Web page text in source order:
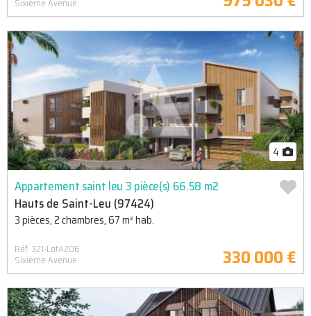
Sixième Avenue
4
Appartement saint leu 3 pièce(s) 66.58 m2
Hauts de Saint-Leu (97424)
3 pièces, 2 chambres, 67 m² hab.
Réf. 321-LotA206
Sixième Avenue 330 000 €